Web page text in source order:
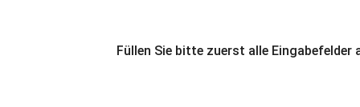
Füllen Sie bitte zuerst alle Eingabefelder